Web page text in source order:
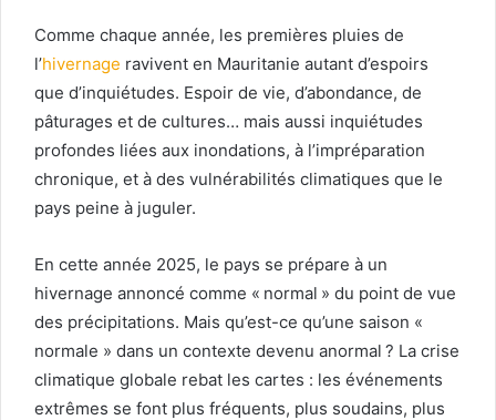
Comme chaque année, les premières pluies de
l’hivernage ravivent en Mauritanie autant d’espoirs
que d’inquiétudes. Espoir de vie, d’abondance, de
pâturages et de cultures… mais aussi inquiétudes
profondes liées aux inondations, à l’impréparation
chronique, et à des vulnérabilités climatiques que le
pays peine à juguler.
En cette année 2025, le pays se prépare à un
hivernage annoncé comme « normal » du point de vue
des précipitations. Mais qu’est-ce qu’une saison «
normale » dans un contexte devenu anormal ? La crise
climatique globale rebat les cartes : les événements
extrêmes se font plus fréquents, plus soudains, plus